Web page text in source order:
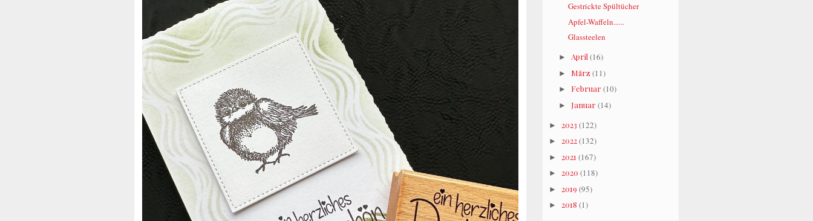
Gestrickte Spültücher
Apfel-Waffeln......
Glassteelen
► April (16)
► März (11)
► Februar (10)
► Januar (14)
► 2023 (122)
► 2022(132)
► 2021 (167)
► 2020 (118)
► 2019 (95)
► 2018 (1)